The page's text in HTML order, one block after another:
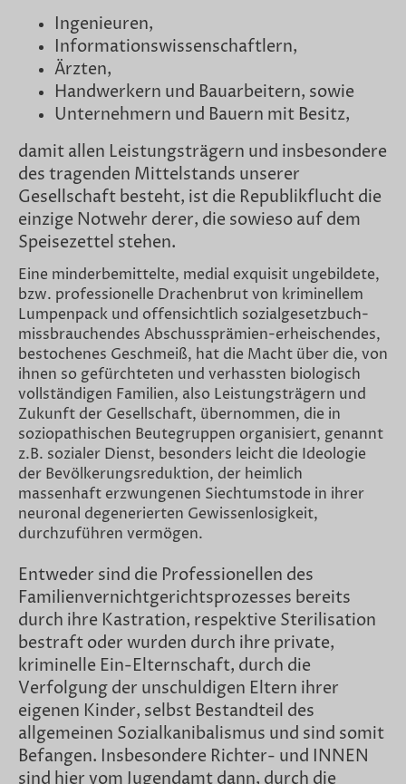
Ingenieuren,
Informationswissenschaftlern,
Ärzten,
Handwerkern und Bauarbeitern, sowie
Unternehmern und Bauern mit Besitz,
damit allen Leistungsträgern und insbesondere
des tragenden Mittelstands unserer
Gesellschaft besteht, ist die Republikflucht die
einzige Notwehr derer, die sowieso auf dem
Speisezettel stehen.
Eine minderbemittelte, medial exquisit ungebildete,
bzw. professionelle Drachenbrut von kriminellem
Lumpenpack und offensichtlich sozialgesetzbuch-
missbrauchendes Abschussprämien-erheischendes,
bestochenes Geschmeiß, hat die Macht über die, von
ihnen so gefürchteten und verhassten biologisch
vollständigen Familien, also Leistungsträgern und
Zukunft der Gesellschaft, übernommen, die in
soziopathischen Beutegruppen organisiert, genannt
z.B. sozialer Dienst, besonders leicht die Ideologie
der Bevölkerungsreduktion, der heimlich
massenhaft erzwungenen Siechtumstode in ihrer
neuronal degenerierten Gewissenlosigkeit,
durchzuführen vermögen.
Entweder sind die Professionellen des
Familienvernichtgerichtsprozesses bereits
durch ihre Kastration, respektive Sterilisation
bestraft oder wurden durch ihre private,
kriminelle Ein-Elternschaft, durch die
Verfolgung der unschuldigen Eltern ihrer
eigenen Kinder, selbst Bestandteil des
allgemeinen Sozialkanibalismus und sind somit
Befangen. Insbesondere Richter- und INNEN
sind hier vom Jugendamt dann, durch die